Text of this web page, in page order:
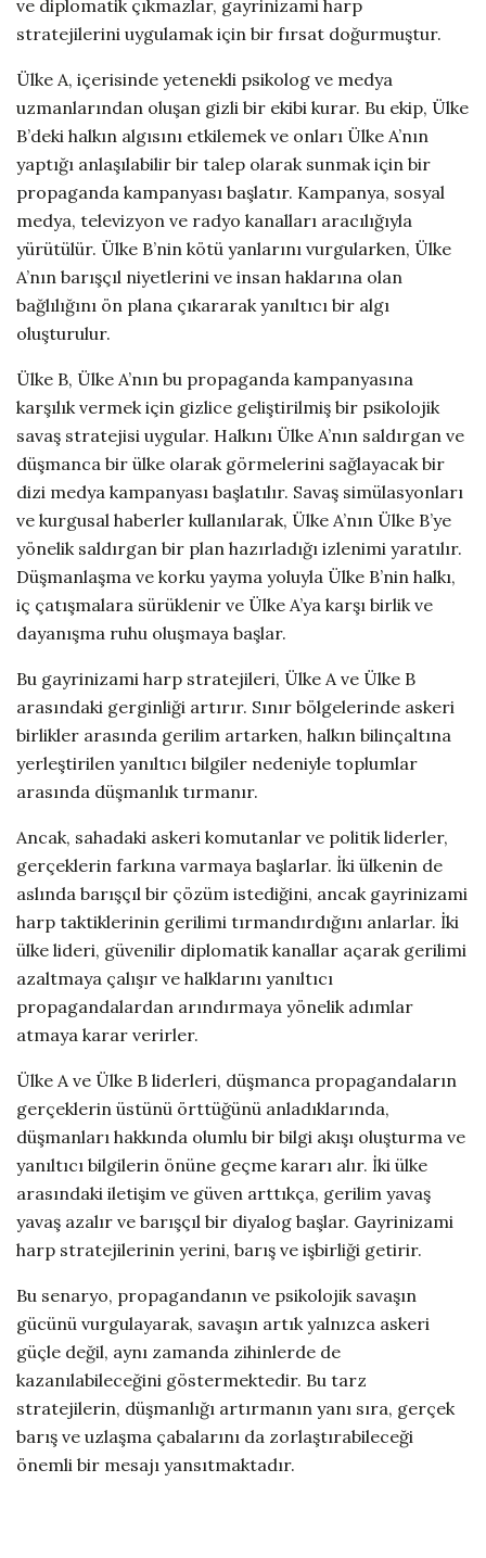
ve diplomatik çıkmazlar, gayrinizami harp
stratejilerini uygulamak için bir fırsat doğurmuştur.
Ülke A, içerisinde yetenekli psikolog ve medya
uzmanlarından oluşan gizli bir ekibi kurar. Bu ekip, Ülke
B’deki halkın algısını etkilemek ve onları Ülke A’nın
yaptığı anlaşılabilir bir talep olarak sunmak için bir
propaganda kampanyası başlatır. Kampanya, sosyal
medya, televizyon ve radyo kanalları aracılığıyla
yürütülür. Ülke B’nin kötü yanlarını vurgularken, Ülke
A’nın barışçıl niyetlerini ve insan haklarına olan
bağlılığını ön plana çıkararak yanıltıcı bir algı
oluşturulur.
Ülke B, Ülke A’nın bu propaganda kampanyasına
karşılık vermek için gizlice geliştirilmiş bir psikolojik
savaş stratejisi uygular. Halkını Ülke A’nın saldırgan ve
düşmanca bir ülke olarak görmelerini sağlayacak bir
dizi medya kampanyası başlatılır. Savaş simülasyonları
ve kurgusal haberler kullanılarak, Ülke A’nın Ülke B’ye
yönelik saldırgan bir plan hazırladığı izlenimi yaratılır.
Düşmanlaşma ve korku yayma yoluyla Ülke B’nin halkı,
iç çatışmalara sürüklenir ve Ülke A’ya karşı birlik ve
dayanışma ruhu oluşmaya başlar.
Bu gayrinizami harp stratejileri, Ülke A ve Ülke B
arasındaki gerginliği artırır. Sınır bölgelerinde askeri
birlikler arasında gerilim artarken, halkın bilinçaltına
yerleştirilen yanıltıcı bilgiler nedeniyle toplumlar
arasında düşmanlık tırmanır.
Ancak, sahadaki askeri komutanlar ve politik liderler,
gerçeklerin farkına varmaya başlarlar. İki ülkenin de
aslında barışçıl bir çözüm istediğini, ancak gayrinizami
harp taktiklerinin gerilimi tırmandırdığını anlarlar. İki
ülke lideri, güvenilir diplomatik kanallar açarak gerilimi
azaltmaya çalışır ve halklarını yanıltıcı
propagandalardan arındırmaya yönelik adımlar
atmaya karar verirler.
Ülke A ve Ülke B liderleri, düşmanca propagandaların
gerçeklerin üstünü örttüğünü anladıklarında,
düşmanları hakkında olumlu bir bilgi akışı oluşturma ve
yanıltıcı bilgilerin önüne geçme kararı alır. İki ülke
arasındaki iletişim ve güven arttıkça, gerilim yavaş
yavaş azalır ve barışçıl bir diyalog başlar. Gayrinizami
harp stratejilerinin yerini, barış ve işbirliği getirir.
Bu senaryo, propagandanın ve psikolojik savaşın
gücünü vurgulayarak, savaşın artık yalnızca askeri
güçle değil, aynı zamanda zihinlerde de
kazanılabileceğini göstermektedir. Bu tarz
stratejilerin, düşmanlığı artırmanın yanı sıra, gerçek
barış ve uzlaşma çabalarını da zorlaştırabileceği
önemli bir mesajı yansıtmaktadır.